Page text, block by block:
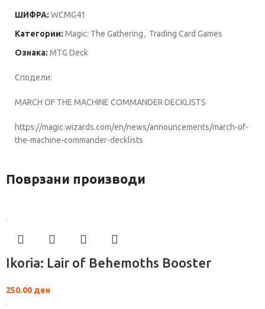
ШИФРА: WCMG41
Категории: Magic: Тhe Gathering, Trading Card Games
Ознака: MTG Deck
Сподели:
MARCH OF THE MACHINE COMMANDER DECKLISTS
https://magic.wizards.com/en/news/announcements/march-of-
the-machine-commander-decklists
Поврзани производи
Ikoria: Lair of Behemoths Booster
250.00 ден